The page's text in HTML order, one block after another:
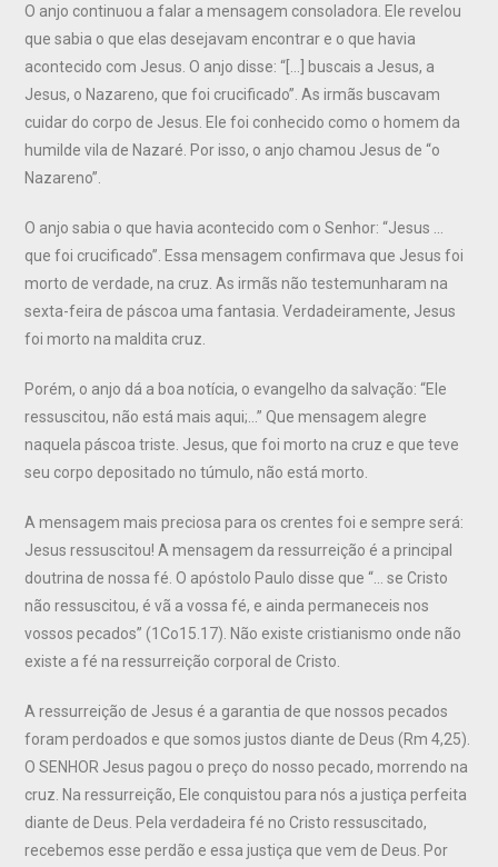
O anjo continuou a falar a mensagem consoladora. Ele revelou
que sabia o que elas desejavam encontrar e o que havia
acontecido com Jesus. O anjo disse: “[…] buscais a Jesus, a
Jesus, o Nazareno, que foi crucificado”. As irmãs buscavam
cuidar do corpo de Jesus. Ele foi conhecido como o homem da
humilde vila de Nazaré. Por isso, o anjo chamou Jesus de “o
Nazareno”.
O anjo sabia o que havia acontecido com o Senhor: “Jesus …
que foi crucificado”. Essa mensagem confirmava que Jesus foi
morto de verdade, na cruz. As irmãs não testemunharam na
sexta-feira de páscoa uma fantasia. Verdadeiramente, Jesus
foi morto na maldita cruz.
Porém, o anjo dá a boa notícia, o evangelho da salvação: “Ele
ressuscitou, não está mais aqui;…” Que mensagem alegre
naquela páscoa triste. Jesus, que foi morto na cruz e que teve
seu corpo depositado no túmulo, não está morto.
A mensagem mais preciosa para os crentes foi e sempre será:
Jesus ressuscitou! A mensagem da ressurreição é a principal
doutrina de nossa fé. O apóstolo Paulo disse que “… se Cristo
não ressuscitou, é vã a vossa fé, e ainda permaneceis nos
vossos pecados” (1Co15.17). Não existe cristianismo onde não
existe a fé na ressurreição corporal de Cristo.
A ressurreição de Jesus é a garantia de que nossos pecados
foram perdoados e que somos justos diante de Deus (Rm 4,25).
O SENHOR Jesus pagou o preço do nosso pecado, morrendo na
cruz. Na ressurreição, Ele conquistou para nós a justiça perfeita
diante de Deus. Pela verdadeira fé no Cristo ressuscitado,
recebemos esse perdão e essa justiça que vem de Deus. Por